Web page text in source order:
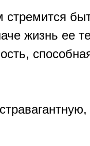
стремится
жизнь ее